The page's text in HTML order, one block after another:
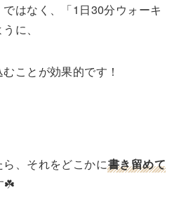
はなく、「1日30分ウォーキ
に、
ことが効果的です！
、それをどこかに書き留めて
☘️